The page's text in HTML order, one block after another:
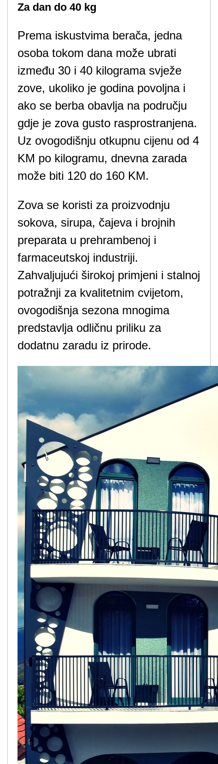
Za dan do 40 kg
Prema iskustvima berača, jedna
osoba tokom dana može ubrati
između 30 i 40 kilograma svježe
zove, ukoliko je godina povoljna i
ako se berba obavlja na području
gdje je zova gusto rasprostranjena.
Uz ovogodišnju otkupnu cijenu od 4
KM po kilogramu, dnevna zarada
može biti 120 do 160 KM.
Zova se koristi za proizvodnju
sokova, sirupa, čajeva i brojnih
preparata u prehrambenoj i
farmaceutskoj industriji.
Zahvaljujući širokoj primjeni i stalnoj
potražnji za kvalitetnim cvijetom,
ovogodišnja sezona mnogima
predstavlja odličnu priliku za
dodatnu zaradu iz prirode.